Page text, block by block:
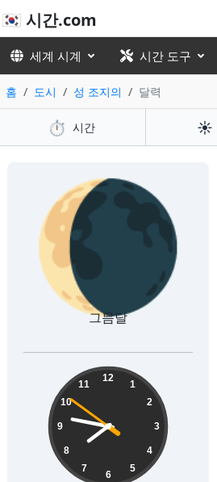
🇰🇷 시간.com
세계 시계 시간 도구
홈 도시 성 조지의 달력
⏱️ 시간 ☀️
🌘
그믐달
07:46:52 12
1
2
3
4
5
6
7
8
9
10
11